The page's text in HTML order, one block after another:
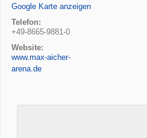
Google Karte anzeigen
Telefon:
+49-8665-9881-0
Website:
www.max-aicher-
arena.de